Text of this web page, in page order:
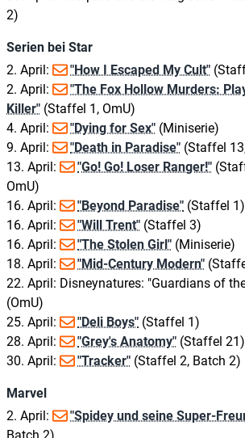
2)
Serien bei Star
2. April:
"How I Escaped My Cult"
2. April:
"The Fox Hollow Murders:
Killer" (Staffel 1, OmU)
4. April:
"Dying for Sex" (Miniserie)
9. April:
"Death in Paradise" (Staffel
13. April:
"Go! Go! Loser Ranger!"
OmU)
16. April:
"Beyond Paradise" (Staffel 1)
16. April:
"Will Trent" (Staffel 3)
16. April:
"The Stolen Girl" (Miniserie)
18. April:
"Mid-Century Modern"
22. April: Disneynatures: "Guardians of
(OmU)
25. April:
"Deli Boys" (Staffel 1)
28. April:
"Grey's Anatomy" (Staffel 21)
30. April:
"Tracker" (Staffel 2, Batch 2)
Marvel
2. April:
"Spidey und seine Super-
Batch 2)